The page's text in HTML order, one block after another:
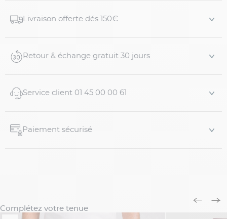
Livraison offerte dés 150€
Retour & échange gratuit 30 jours
Service client 01 45 00 00 61
Paiement sécurisé
Complétez votre tenue